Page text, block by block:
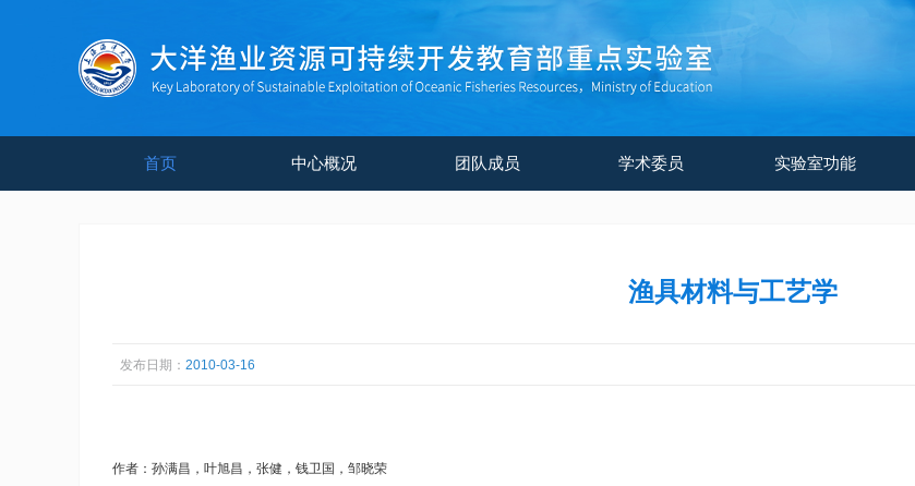
首页 中心概况 团队成员 学术委员 实验室功能
渔具材料与工艺学
发布日期： 2010-03-16
作者：孙满昌，叶旭昌，张健，钱卫国，邹晓荣